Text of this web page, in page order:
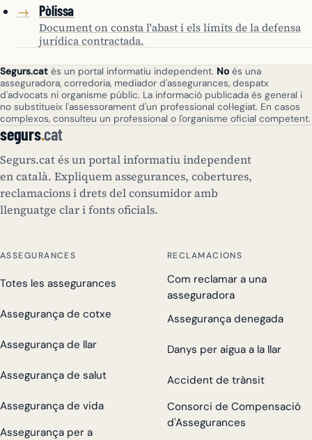
→ Pòlissa
Document on consta l'abast i els límits de la defensa
jurídica contractada.
Segurs.cat és un portal informatiu independent. No és una
asseguradora, corredoria, mediador d'assegurances, despatx
d'advocats ni organisme públic. La informació publicada és general i
no substitueix l'assessorament d'un professional col·legiat. En casos
complexos, consulteu un professional o l'organisme oficial competent.
segurs.cat
Segurs.cat és un portal informatiu independent
en català. Expliquem assegurances, cobertures,
reclamacions i drets del consumidor amb
llenguatge clar i fonts oficials.
ASSEGURANCES
Totes les assegurances
Assegurança de cotxe
Assegurança de llar
Assegurança de salut
Assegurança de vida
Assegurança per a
RECLAMACIONS
Com reclamar a una
asseguradora
Assegurança denegada
Danys per aigua a la llar
Accident de trànsit
Consorci de Compensació
d'Assegurances